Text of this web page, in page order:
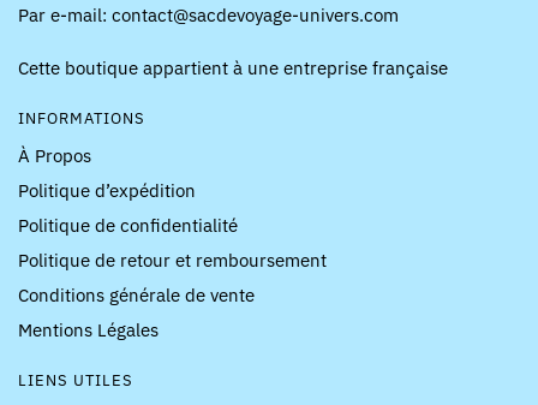
Par e-mail: contact@sacdevoyage-univers.com
Cette boutique appartient à une entreprise française
INFORMATIONS
À Propos
Politique d’expédition
Politique de confidentialité
Politique de retour et remboursement
Conditions générale de vente
Mentions Légales
LIENS UTILES